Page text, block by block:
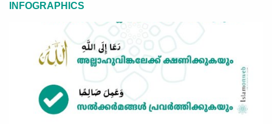
INFOGRAPHICS